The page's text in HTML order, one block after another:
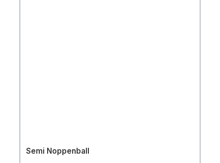
Semi Noppenball